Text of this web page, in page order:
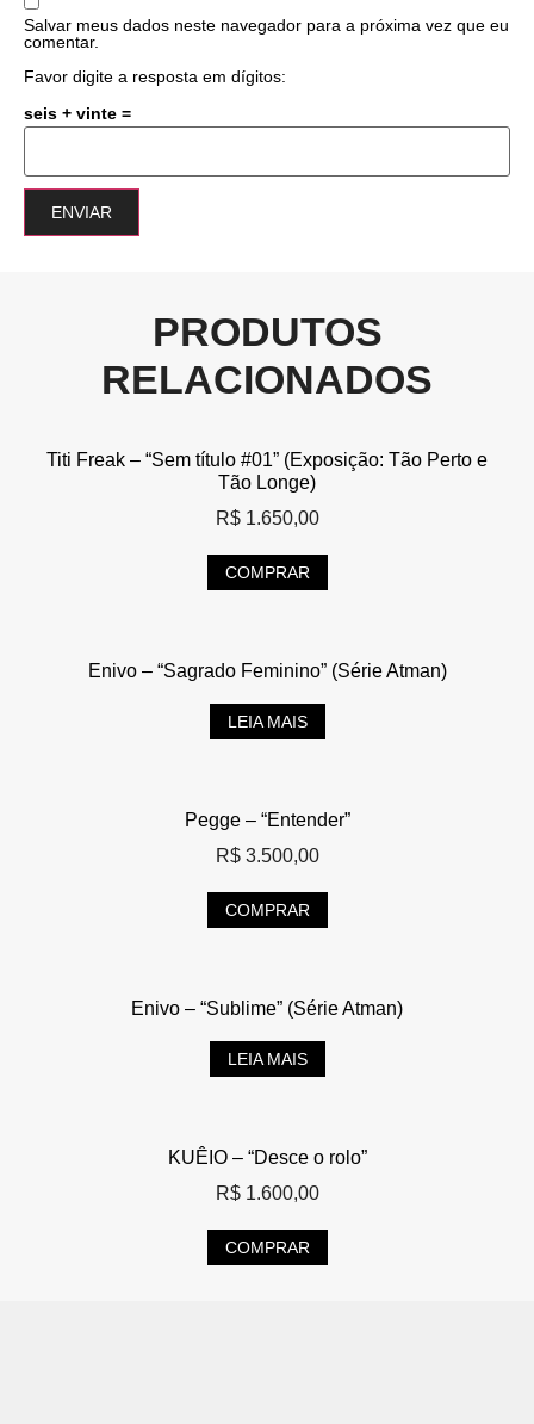
Salvar meus dados neste navegador para a próxima vez que eu
comentar.
Favor digite a resposta em dígitos:
seis + vinte =
PRODUTOS
RELACIONADOS
Titi Freak – “Sem título #01” (Exposição: Tão Perto e
Tão Longe)
R$1.650,00
COMPRAR
Enivo – “Sagrado Feminino” (Série Atman)
LEIA MAIS
Pegge – “Entender”
R$3.500,00
COMPRAR
Enivo – “Sublime” (Série Atman)
LEIA MAIS
KUÊIO – “Desce o rolo”
R$1.600,00
COMPRAR